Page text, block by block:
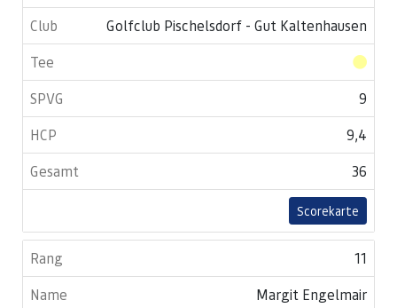
Golfclub Pischelsdorf - Gut Kaltenhausen
9
9,4
36
Scorekarte
11
Margit Engelmair